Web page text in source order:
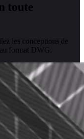
toute
les conceptions de
format DWG.